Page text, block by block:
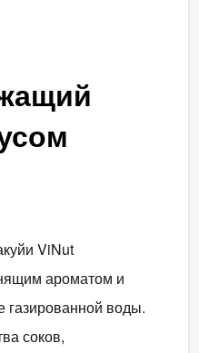
ViNut
ароматом и
газированной воды.
соков,